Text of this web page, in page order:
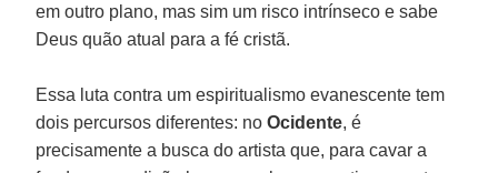
em outro plano, mas sim um risco intrínseco e sabe
Deus quão atual para a fé cristã.
Essa luta contra um espiritualismo evanescente tem
dois percursos diferentes: noOcidente, é
precisamente a busca do artista que, para cavar a